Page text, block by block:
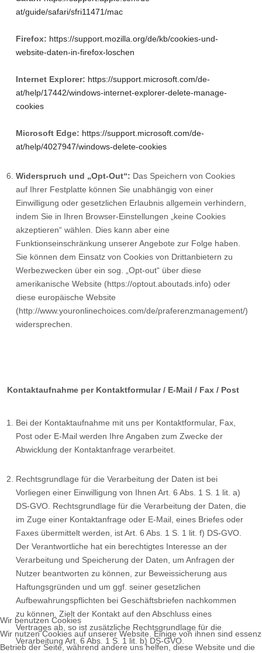
at/guide/safari/sfri11471/mac
Firefox: https://support.mozilla.org/de/kb/cookies-und-
website-daten-in-firefox-loschen
Internet Explorer: https://support.microsoft.com/de-
at/help/17442/windows-internet-explorer-delete-manage-
cookies
Microsoft Edge: https://support.microsoft.com/de-
at/help/4027947/windows-delete-cookies
Widerspruch und „Opt-Out“: Das Speichern von Cookies
auf Ihrer Festplatte können Sie unabhängig von einer
Einwilligung oder gesetzlichen Erlaubnis allgemein verhindern,
indem Sie in Ihren Browser-Einstellungen „keine Cookies
akzeptieren“ wählen. Dies kann aber eine
Funktionseinschränkung unserer Angebote zur Folge haben.
Sie können dem Einsatz von Cookies von Drittanbietern zu
Werbezwecken über ein sog. „Opt-out“ über diese
amerikanische Website (https://optout.aboutads.info) oder
diese europäische Website
(http://www.youronlinechoices.com/de/praferenzmanagement/)
widersprechen.
Kontaktaufnahme per Kontaktformular / E-Mail / Fax / Post
Bei der Kontaktaufnahme mit uns per Kontaktformular, Fax,
Post oder E-Mail werden Ihre Angaben zum Zwecke der
Abwicklung der Kontaktanfrage verarbeitet.
Rechtsgrundlage für die Verarbeitung der Daten ist bei
Vorliegen einer Einwilligung von Ihnen Art. 6 Abs. 1 S. 1 lit. a)
DS-GVO. Rechtsgrundlage für die Verarbeitung der Daten, die
im Zuge einer Kontaktanfrage oder E-Mail, eines Briefes oder
Faxes übermittelt werden, ist Art. 6 Abs. 1 S. 1 lit. f) DS-GVO.
Der Verantwortliche hat ein berechtigtes Interesse an der
Verarbeitung und Speicherung der Daten, um Anfragen der
Nutzer beantworten zu können, zur Beweissicherung aus
Haftungsgründen und um ggf. seiner gesetzlichen
Aufbewahrungspflichten bei Geschäftsbriefen nachkommen
zu können. Zielt der Kontakt auf den Abschluss eines
Vertrages ab, so ist zusätzliche Rechtsgrundlage für die
Verarbeitung Art. 6 Abs. 1 S. 1 lit. b) DS-GVO.
Wir benutzen Cookies
Wir nutzen Cookies auf unserer Website. Einige von ihnen sind
Betrieb der Seite, während andere uns helfen, diese Website und die